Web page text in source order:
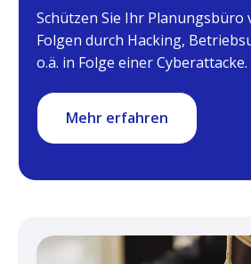
Schützen Sie Ihr Planungsbüro
Folgen durch Hacking,
o.ä. in Folge einer Cyberattacke.
Mehr erfahren